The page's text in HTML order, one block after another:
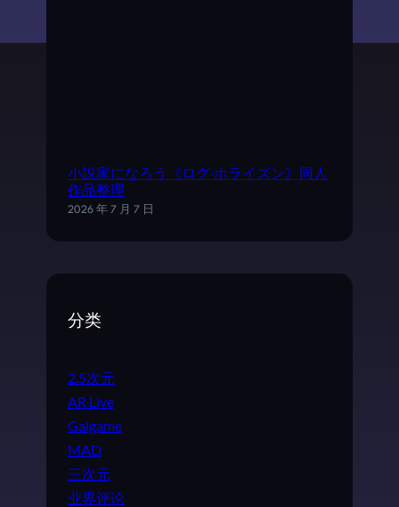
小説家になろう《ログ·ホライズン》同人
作品整理
2026 年 7 月 7 日
分类
2.5次元
AR Live
Galgame
MAD
三次元
业界评论